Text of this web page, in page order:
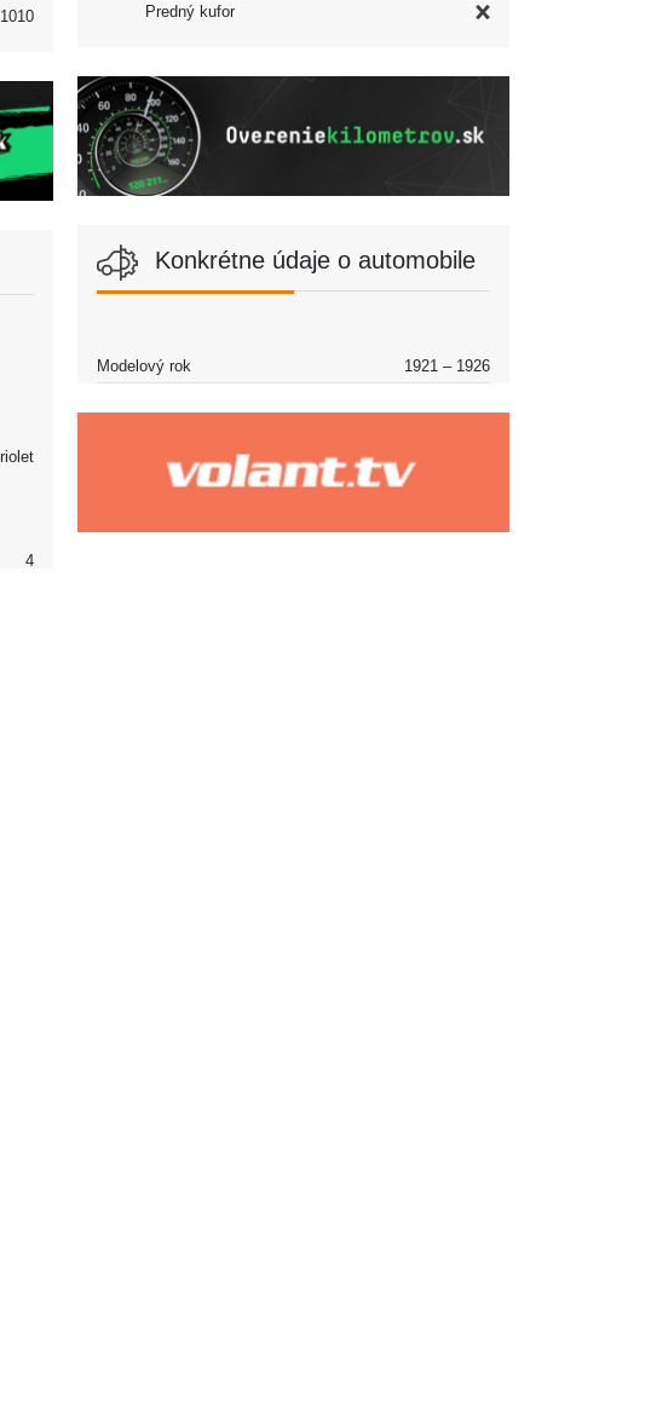
1010
4
Predný kufor
Konkrétne údaje o automobile
Modelový rok 1921 – 1926